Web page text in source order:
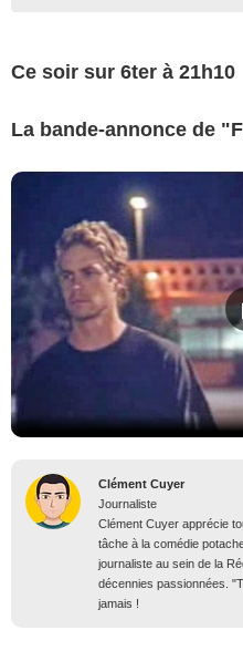
Ce soir sur 6ter à 21h10
La bande-annonce de
Clément Cuyer
Journaliste
Clément Cuyer apprécie
tâche à la comédie
journaliste au sein de la
décennies passionnées.
jamais !